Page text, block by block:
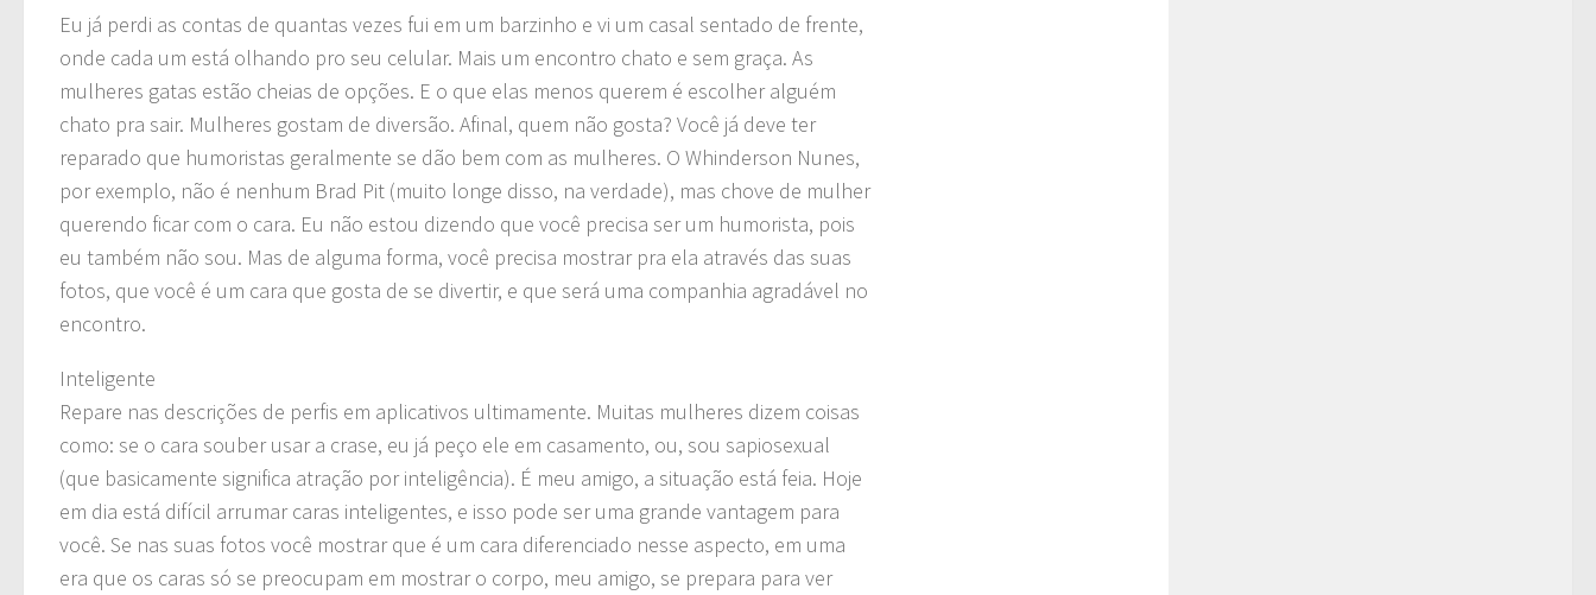
Eu já perdi as contas de quantas vezes fui em um barzinho e vi um casal sentado de frente,
onde cada um está olhando pro seu celular. Mais um encontro chato e sem graça. As
mulheres gatas estão cheias de opções. E o que elas menos querem é escolher alguém
chato pra sair. Mulheres gostam de diversão. Afinal, quem não gosta? Você já deve ter
reparado que humoristas geralmente se dão bem com as mulheres. O Whinderson Nunes,
por exemplo, não é nenhum Brad Pit (muito longe disso, na verdade), mas chove de mulher
querendo ficar com o cara. Eu não estou dizendo que você precisa ser um humorista, pois
eu também não sou. Mas de alguma forma, você precisa mostrar pra ela através das suas
fotos, que você é um cara que gosta de se divertir, e que será uma companhia agradável no
encontro.
Inteligente
Repare nas descrições de perfis em aplicativos ultimamente. Muitas mulheres dizem coisas
como: se o cara souber usar a crase, eu já peço ele em casamento, ou, sou sapiosexual
(que basicamente significa atração por inteligência). É meu amigo, a situação está feia. Hoje
em dia está difícil arrumar caras inteligentes, e isso pode ser uma grande vantagem para
você. Se nas suas fotos você mostrar que é um cara diferenciado nesse aspecto, em uma
era que os caras só se preocupam em mostrar o corpo, meu amigo, se prepara para ver